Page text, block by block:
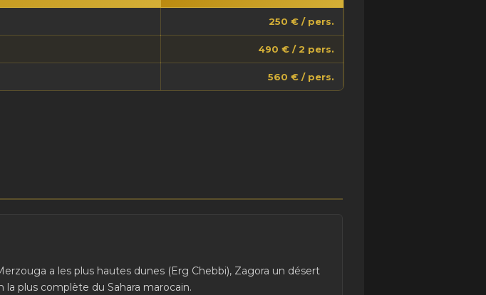
250 € / pers.
490 € / 2 pers.
560 € / pers.
a les plus hautes dunes (Erg Chebbi), Zagora un désert
la plus complète du Sahara marocain.